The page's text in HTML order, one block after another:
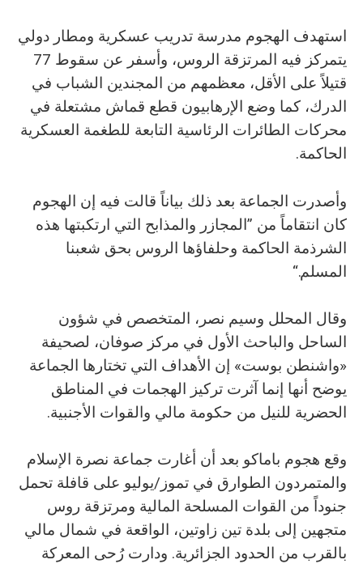
استهدف الهجوم مدرسة تدريب عسكرية ومطار دولي
يتمركز فيه المرتزقة الروس، وأسفر عن سقوط 77
قتيلاً على الأقل، معظمهم من المجندين الشباب في
الدرك، كما وضع الإرهابيون قطع قماش مشتعلة في
محركات الطائرات الرئاسية التابعة للطغمة العسكرية
الحاكمة.
وأصدرت الجماعة بعد ذلك بياناً قالت فيه إن الهجوم
كان انتقاماً من ”المجازر والمذابح التي ارتكبتها هذه
الشرذمة الحاكمة وحلفاؤها الروس بحق شعبنا
المسلم.“
وقال المحلل وسيم نصر، المتخصص في شؤون
الساحل والباحث الأول في مركز صوفان، لصحيفة
«واشنطن بوست» إن الأهداف التي تختارها الجماعة
يوضح أنها إنما آثرت تركيز الهجمات في المناطق
الحضرية للنيل من حكومة مالي والقوات الأجنبية.
وقع هجوم باماكو بعد أن أغارت جماعة نصرة الإسلام
والمتمردون الطوارق في تموز/يوليو على قافلة تحمل
جنوداً من القوات المسلحة المالية ومرتزقة روس
متجهين إلى بلدة تين زاوتين، الواقعة في شمال مالي
بالقرب من الحدود الجزائرية. ودارت رُحى المعركة